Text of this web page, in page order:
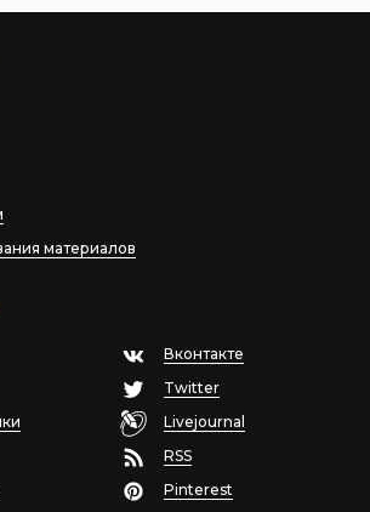
материалов
Вконтакте
Twitter
Livejournal
RSS
Pinterest